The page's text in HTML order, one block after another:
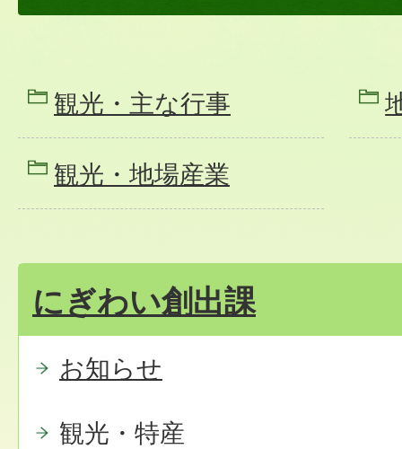
観光・主な行事
観光・地場産業
にぎわい創出課
お知らせ
観光・特産